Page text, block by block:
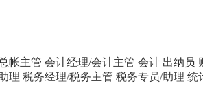
帐主管 会计经理/会计主管 会计 出纳员
理 税务经理/税务主管 税务专员/助理 统